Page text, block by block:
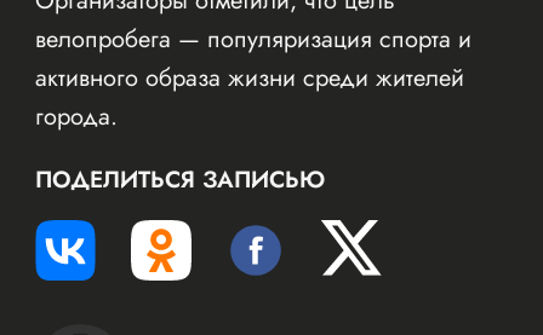
велопробега — популяризация спорта и
активного образа жизни среди жителей
города.
ПОДЕЛИТЬСЯ ЗАПИСЬЮ